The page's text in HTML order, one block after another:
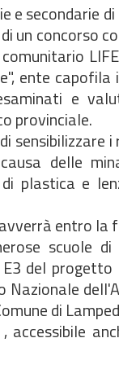
secondarie
un concorso
ente capofila
e
provinciale.
sensibilizzare
delle
plastica e
entro la
scuole
del
di
, accessibile